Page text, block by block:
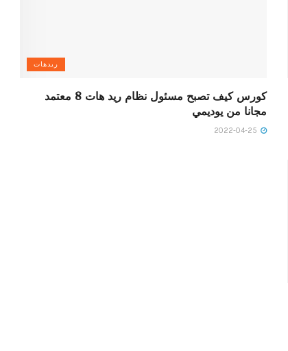
ريدهات
كورس كيف تصبح مسئول نظام ريد هات 8 معتمد
مجانا من يوديمي